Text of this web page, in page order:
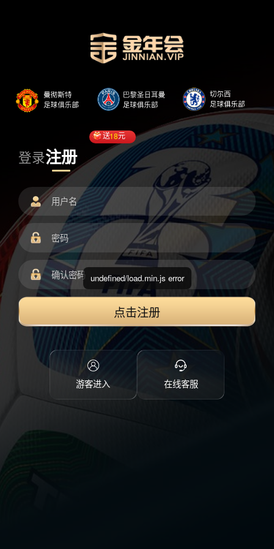
登录注册
送18元
点击注册
游客进入 在线客服
undefined/load.min.js error